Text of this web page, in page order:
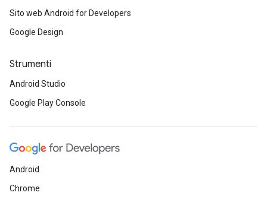
Sito web Android for Developers
Google Design
Strumenti
Android Studio
Google Play Console
Android
Chrome